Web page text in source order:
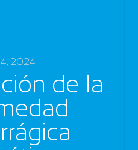
2024
de la